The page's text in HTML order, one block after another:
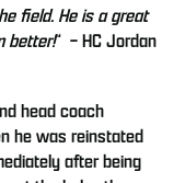
field. He is a great
better!“ – HC Jordan
head coach
he was reinstated
after being